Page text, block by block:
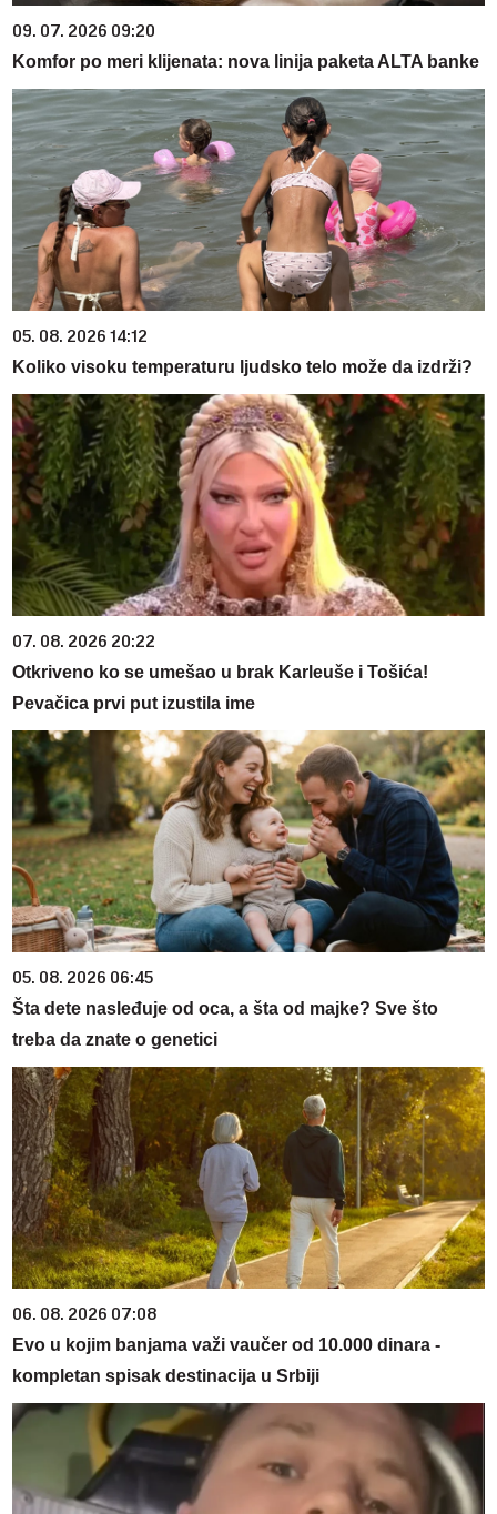
09. 07. 2026 09:20
Komfor po meri klijenata: nova linija paketa ALTA banke
05. 08. 2026 14:12
Koliko visoku temperaturu ljudsko telo može da izdrži?
07. 08. 2026 20:22
Otkriveno ko se umešao u brak Karleuše i Tošića!
Pevačica prvi put izustila ime
05. 08. 2026 06:45
Šta dete nasleđuje od oca, a šta od majke? Sve što
treba da znate o genetici
06. 08. 2026 07:08
Evo u kojim banjama važi vaučer od 10.000 dinara -
kompletan spisak destinacija u Srbiji